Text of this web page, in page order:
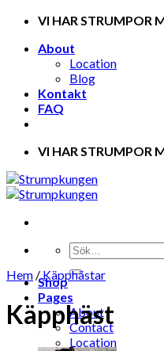
Skip
content
VI HAR STRUMPOR
About
Location
Blog
Kontakt
FAQ
VI HAR STRUMPOR
Shop
Pages
About
Contact
Location
Hem /Käpphästar
Käpphäst